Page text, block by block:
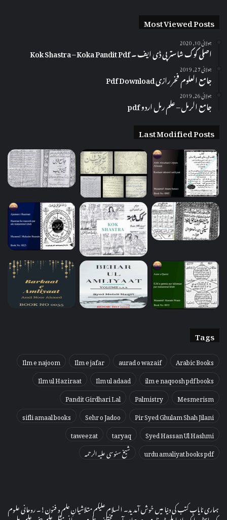
Most Viewed Posts
جولائی 10, 2020
اصلی کوک شاستر پی ڈی ایف ۔ Kok Shastra – Koka Pandit Pdf
جولائی 27, 2019
جامع العلوم فخر رازی Pdf Download
جولائی 26, 2019
جامع الرمل – علم رمل اردو pdf
Last Modified Posts
Tags
Arabic Books
aurad o wazaif
Ilm e jafar
Ilm e najoom
ilm e naqoosh pdf books
Ilm ul adaad
Ilm ul Haziraat
Mesmerism
Palmistry
Pandit Girdhari Lal
Pir Syed Ghulam Shah Jilani
Sehr o Jadoo
sifli amaal books
Syed Hassan Ul Hashmi
taryaq
taweezat
urdu amaliyat books pdf
شیخ سنوسی علیہ الرحمہ
ہماری نایاب کتب کی دنیا میں خوش آمدید۔ السلام علیکم متلاشیانِ علم و فنون!۔ روحانی علوم